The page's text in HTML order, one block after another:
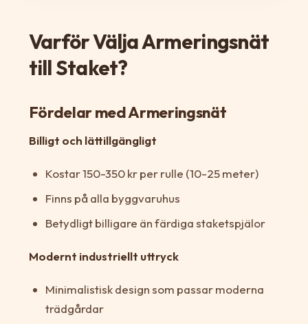
Varför Välja Armeringsnät
till Staket?
Fördelar med Armeringsnät
Billigt och lättillgängligt
Kostar 150-350 kr per rulle (10-25 meter)
Finns på alla byggvaruhus
Betydligt billigare än färdiga staketspjälor
Modernt industriellt uttryck
Minimalistisk design som passar moderna
trädgårdar